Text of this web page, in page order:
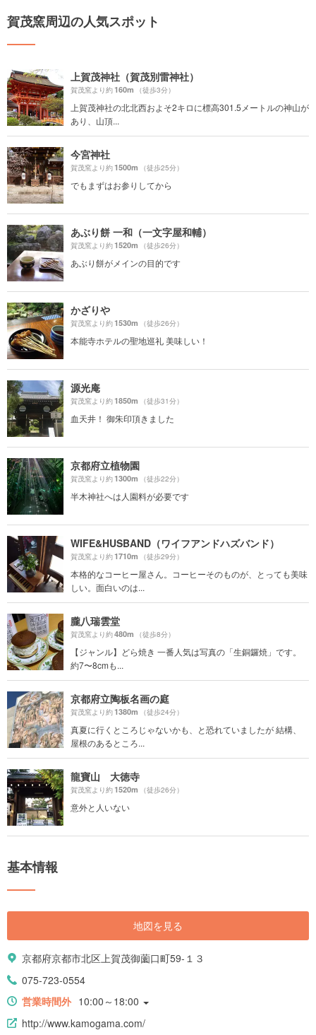
賀茂窯周辺の人気スポット
上賀茂神社（賀茂別雷神社）
賀茂窯より約160m （徒歩3分）
上賀茂神社の北北西およそ2キロに標高301.5メートルの神山が
あり、山頂...
今宮神社
賀茂窯より約1500m （徒歩25分）
でもまずはお参りしてから
あぶり餅 一和（一文字屋和輔）
賀茂窯より約1520m （徒歩26分）
あぶり餅がメインの目的です
かざりや
賀茂窯より約1530m （徒歩26分）
本能寺ホテルの聖地巡礼 美味しい！
源光庵
賀茂窯より約1850m （徒歩31分）
血天井！ 御朱印頂きました
京都府立植物園
賀茂窯より約1300m （徒歩22分）
半木神社へは人園料が必要です
WIFE&HUSBAND（ワイフアンドハズバンド）
賀茂窯より約1710m （徒歩29分）
本格的なコーヒー屋さん。コーヒーそのものが、とっても美味
しい。面白いのは...
朧八瑞雲堂
賀茂窯より約480m （徒歩8分）
【ジャンル】どら焼き 一番人気は写真の「生銅鑼焼」です。
約7〜8cmも...
京都府立陶板名画の庭
賀茂窯より約1380m （徒歩24分）
真夏に行くところじゃないかも、と恐れていましたが 結構、
屋根のあるところ...
龍寶山 大徳寺
賀茂窯より約1520m （徒歩26分）
意外と人いない
基本情報
地図を見る
京都府京都市北区上賀茂御薗口町59-１３
075-723-0554
営業時間外 10:00～18:00
http://www.kamogama.com/